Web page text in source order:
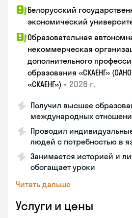
Белорусский
экономический
Образовательная
некоммерческая
дополнительного
образования «СКАЕНГ»
«СКАЕНГ») • 2026 г.
Получил высшее
международных
Проводил
людей с потребностью в
Занимается историей и
обогащает уроки
Читать дальше
Услуги и цены